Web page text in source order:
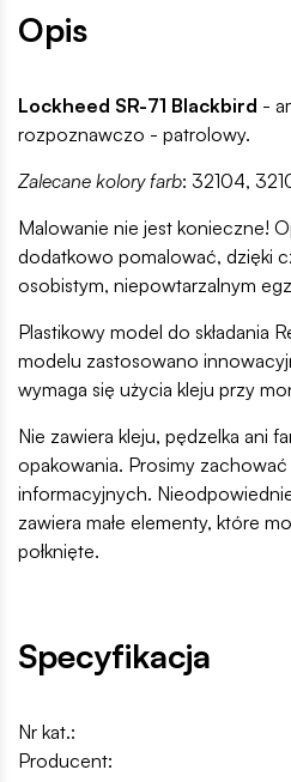
Opis
Lockheed SR-71 Blackbird -
rozpoznawczo - patrolowy.
Zalecane kolory farb: 32104,
Malowanie nie jest konieczne!
dodatkowo pomalować, dzięki
osobistym, niepowtarzalnym
Plastikowy model do składania
modelu zastosowano
wymaga się użycia kleju przy
Nie zawiera kleju, pędzelka ani
opakowania. Prosimy
informacyjnych.
zawiera małe elementy, które
połknięte.
Specyfikacja
Nr kat.:
Producent: